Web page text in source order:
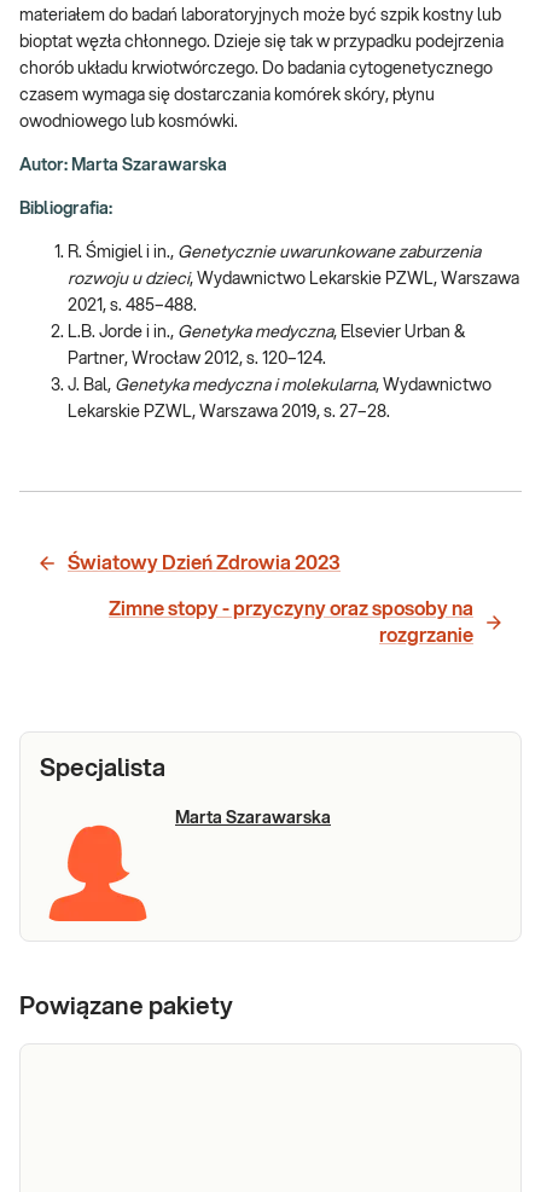
materiałem do badań laboratoryjnych może być szpik kostny lub
bioptat węzła chłonnego. Dzieje się tak w przypadku podejrzenia
chorób układu krwiotwórczego. Do badania cytogenetycznego
czasem wymaga się dostarczania komórek skóry, płynu
owodniowego lub kosmówki.
Autor: Marta Szarawarska
Bibliografia:
R. Śmigiel i in., Genetycznie uwarunkowane zaburzenia
rozwoju u dzieci, Wydawnictwo Lekarskie PZWL, Warszawa
2021, s. 485–488.
L.B. Jorde i in., Genetyka medyczna, Elsevier Urban &
Partner, Wrocław 2012, s. 120–124.
J. Bal, Genetyka medyczna i molekularna, Wydawnictwo
Lekarskie PZWL, Warszawa 2019, s. 27–28.
Światowy Dzień Zdrowia 2023
Zimne stopy - przyczyny oraz sposoby na
rozgrzanie
Specjalista
Marta Szarawarska
Powiązane pakiety